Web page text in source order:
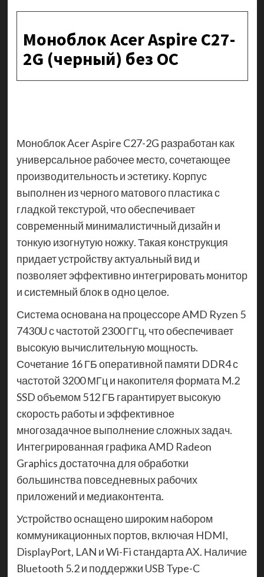
Моноблок Acer Aspire C27-
2G (черный) без ОС
Моноблок Acer Aspire C27-2G разработан как
универсальное рабочее место, сочетающее
производительность и эстетику. Корпус
выполнен из черного матового пластика с
гладкой текстурой, что обеспечивает
современный минималистичный дизайн и
тонкую изогнутую ножку. Такая конструкция
придает устройству актуальный вид и
позволяет эффективно интегрировать монитор
и системный блок в одно целое.
Система основана на процессоре AMD Ryzen 5
7430U с частотой 2300 ГГц, что обеспечивает
высокую вычислительную мощность.
Сочетание 16 ГБ оперативной памяти DDR4 с
частотой 3200 МГц и накопителя формата M.2
SSD объемом 512 ГБ гарантирует высокую
скорость работы и эффективное
многозадачное выполнение сложных задач.
Интегрированная графика AMD Radeon
Graphics достаточна для обработки
большинства повседневных рабочих
приложений и медиаконтента.
Устройство оснащено широким набором
коммуникационных портов, включая HDMI,
DisplayPort, LAN и Wi-Fi стандарта AX. Наличие
Bluetooth 5.2 и поддержки USB Type-C